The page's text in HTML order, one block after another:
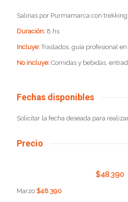
Salinas por Purmamarca con
Duración:8 hs
Incluye:Traslados, guía profesional
Noincluye:Comidas y bebidas,
Fechas disponibles
Solicitar la fecha deseada para
Precio
$48.390
Marzo$48.390